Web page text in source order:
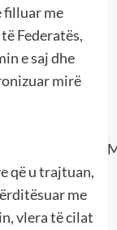
filluar me
Federatës,
e saj dhe
mirë
që u trajtuan,
me
vlera të cilat